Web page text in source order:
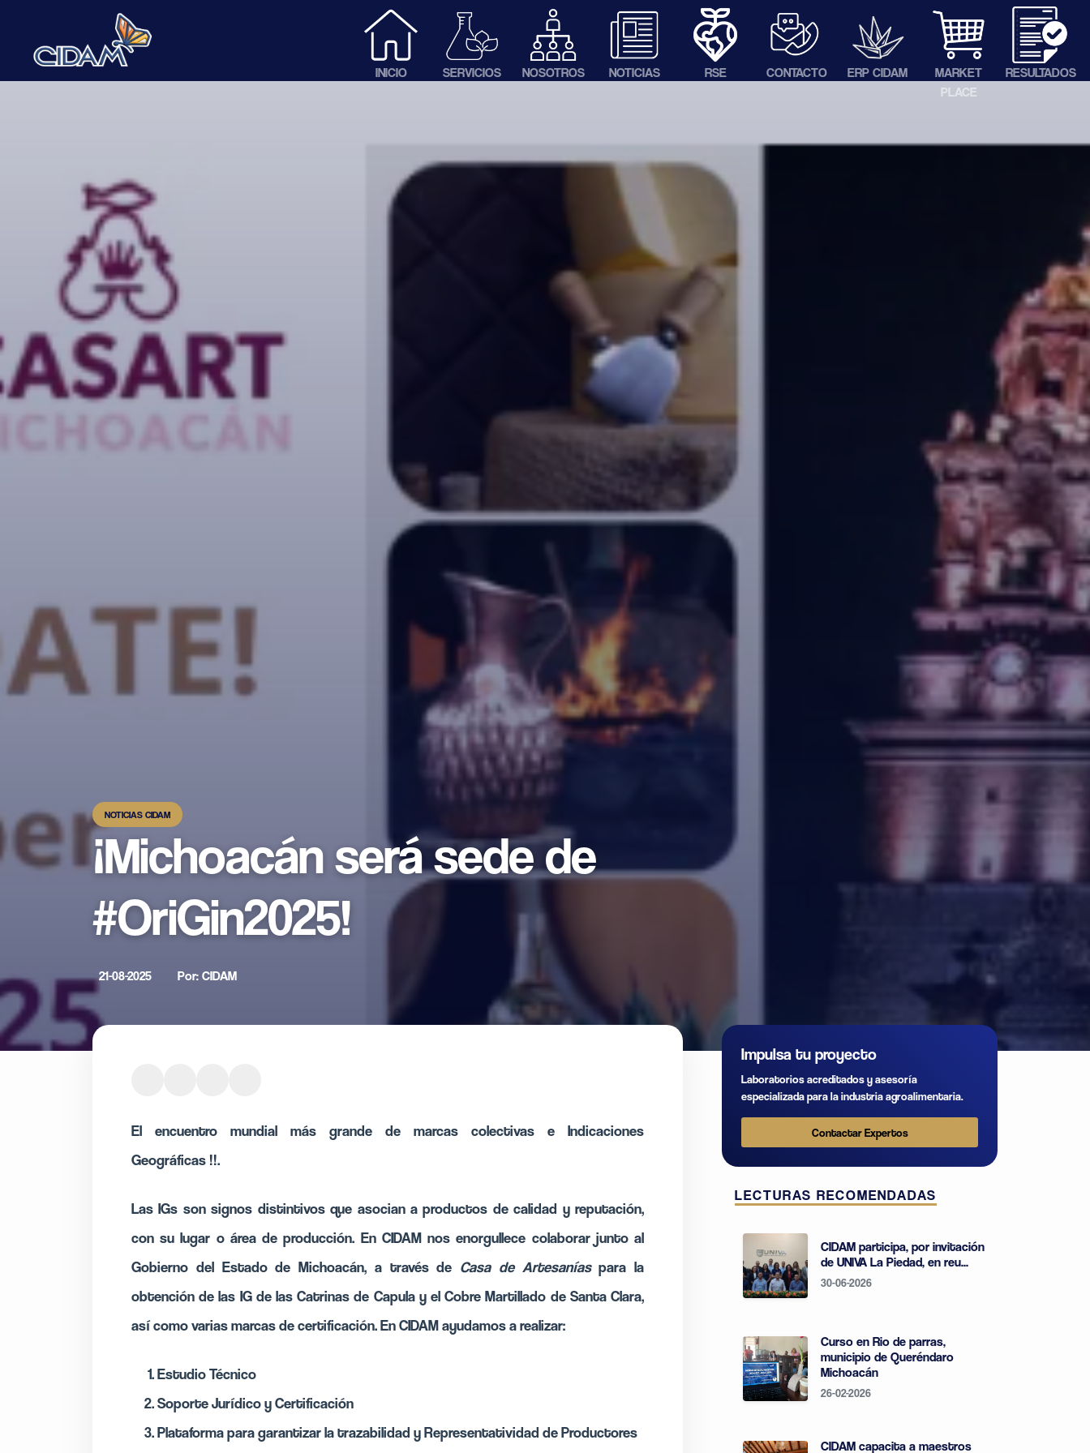
INICIO SERVICIOS NOSOTROS NOTICIAS RSE CONTACTO ERP CIDAM
MARKET
PLACE
RESULTADOS
NOTICIAS CIDAM
¡Michoacán será sede de
#OriGin2025!
21-08-2025 Por: CIDAM
El encuentro mundial más grande de marcas colectivas e Indicaciones
Geográficas!!.
Las IGs son signos distintivos que asocian a productos de calidad y reputación,
con su lugar o área de producción. En CIDAMnos enorgullece colaborar junto al
Gobierno del Estado de Michoacán, a través de Casa de Artesaníaspara la
obtención de las IG de lasCatrinas de Capulay elCobre Martillado de Santa Clara,
así como varias marcas de certificación. EnCIDAMayudamos a realizar:
Estudio Técnico
Soporte Jurídico y Certificación
Plataforma para garantizar la trazabilidad y Representatividad de Productores
Impulsa tu proyecto
Laboratorios acreditados y asesoría
especializada para la industria agroalimentaria.
Contactar Expertos
LECTURAS RECOMENDADAS
CIDAM participa, por invitación
de UNIVA La Piedad, en reu...
30-06-2026
Curso en Rio de parras,
municipio de Queréndaro
Michoacán
26-02-2026
CIDAM capacita a maestros